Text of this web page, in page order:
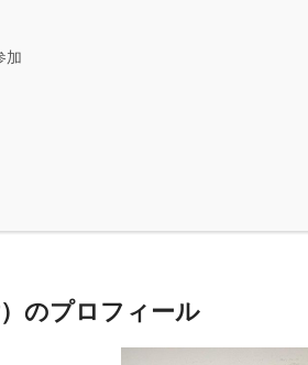
加
のプロフィール